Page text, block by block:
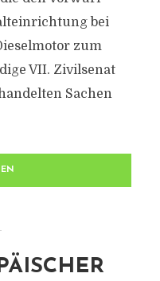
bei
zum
VII. Zivilsenat
Sachen